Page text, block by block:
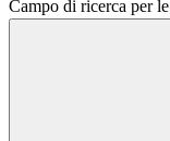
Campo di ricerca per